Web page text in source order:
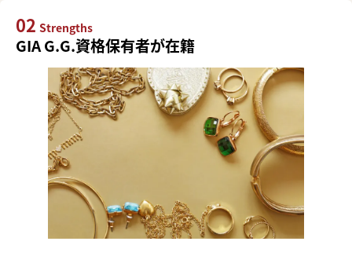
02 Strengths
GIA G.G.資格保有者が在籍